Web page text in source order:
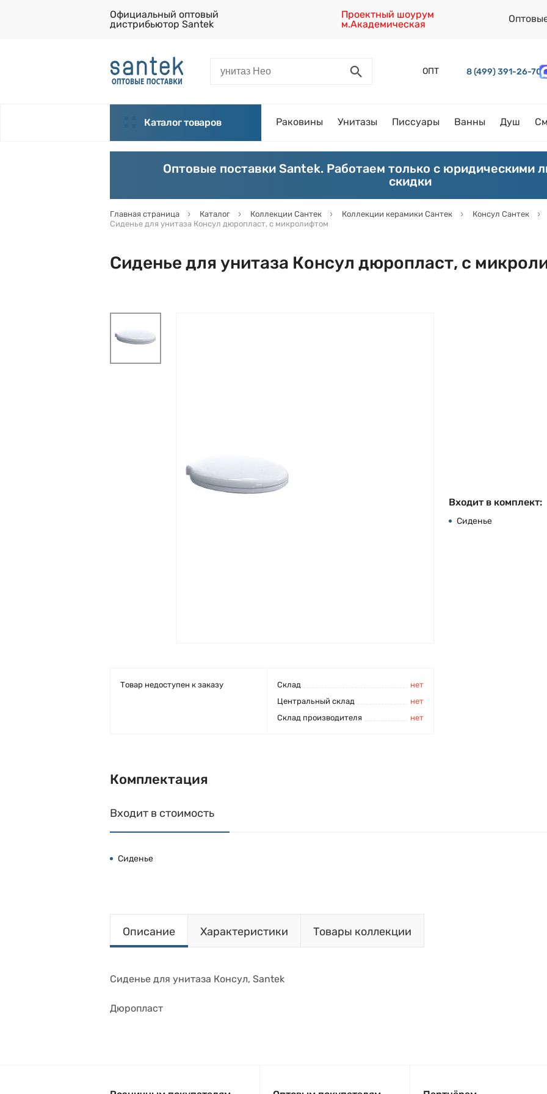
Официальный оптовый
дистрибьютор Santek
Проектный шоурум
м.Академическая
ОПТ 8 (499) 391-26-70
Каталог товаров Раковины Унитазы Писсуары Ванны Душ
Оптовые поставки Santek. Работаем только с юридическими
скидки
Главная страница Каталог Коллекции Сантек Коллекции керамики Сантек
Консул Сантек
Сиденье для унитаза Консул дюропласт, с микролифтом
Сиденье для унитаза Консул дюропласт, с
Товар недоступен к заказу Cклад
нет
Центральный склад
нет
Склад производителя
нет
Входит в комплект:
Сиденье
Комплектация
Входит в стоимость
Сиденье
Описание Характеристики Товары коллекции
Сиденье для унитаза Консул, Santek
Дюропласт